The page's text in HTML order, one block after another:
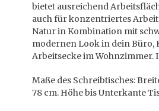
bietet ausreichend
auch für konzentriertes
Natur in Kombination mit
modernen Look in dein Büro,
Arbeitsecke im Wohnzimmer.
Maße des Schreibtisches:
78 cm. Höhe bis Unterkante